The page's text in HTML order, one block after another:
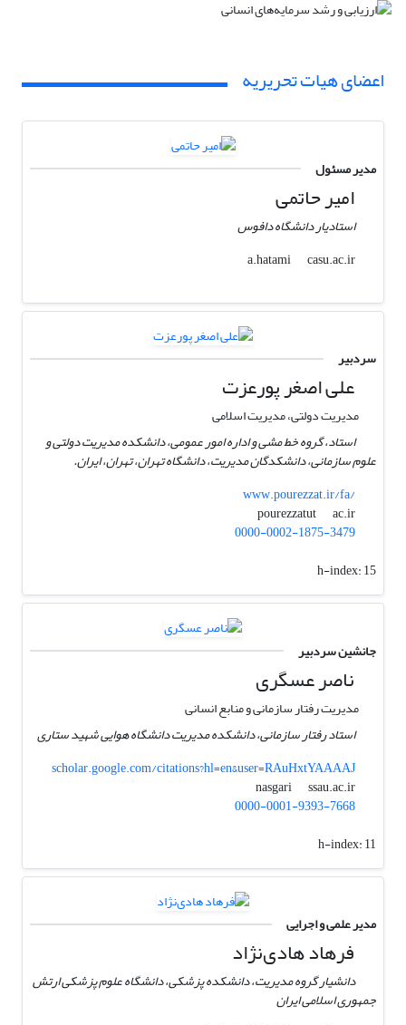
اعضای هیات تحریریه
مدیر مسئول
امیر حاتمی
استادیار دانشگاه دافوس
a.hatami
casu.ac.ir
سردبیر
علی اصغر پورعزت
مدیریت دولتی، مدیریت اسلامی
استاد، گروه خط مشی و اداره امور عمومی، دانشکده مدیریت دولتی و
علوم سازمانی، دانشکدگان مدیریت، دانشگاه تهران، تهران، ایران.
www.pourezzat.ir/fa/
pourezzatut
ac.ir
0000-0002-1875-3479
h-index:15
جانشین سردبیر
ناصر عسگری
مدیریت رفتار سازمانی و منابع انسانی
استاد رفتار سازمانی، دانشکده مدیریت دانشگاه هوایی شهید ستاری
scholar.google.com/citations?hl=en&user=RAuHxtYAAAAJ
nasgari
ssau.ac.ir
0000-0001-9393-7668
h-index:11
مدیر علمی و اجرایی
فرهاد هادی‌نژاد
دانشیار گروه مدیریت، دانشکده پزشکی، دانشگاه علوم پزشکی ارتش
جمهوری اسلامی ایران